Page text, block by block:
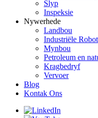
Slyp
Inspeksie
Nywerhede
Landbou
Industriële Robot
Mynbou
Petroleum en
Kragbedryf
Vervoer
Blog
Kontak Ons